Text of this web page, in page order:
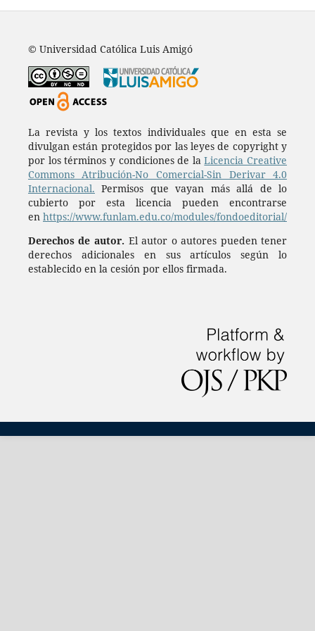
© Universidad Católica Luis Amigó
La revista y los textos individuales que en esta se
divulgan están protegidos por las leyes de copyright y
por los términos y condiciones de laLicencia Creative
Commons Atribución-No Comercial-Sin Derivar 4.0
Internacional. Permisos que vayan más allá de lo
cubierto por esta licencia pueden encontrarse
en https://www.funlam.edu.co/modules/fondoeditorial/
Derechos de autor. El autor o autores pueden tener
derechos adicionales en sus artículos según lo
establecido en la cesión por ellos firmada.